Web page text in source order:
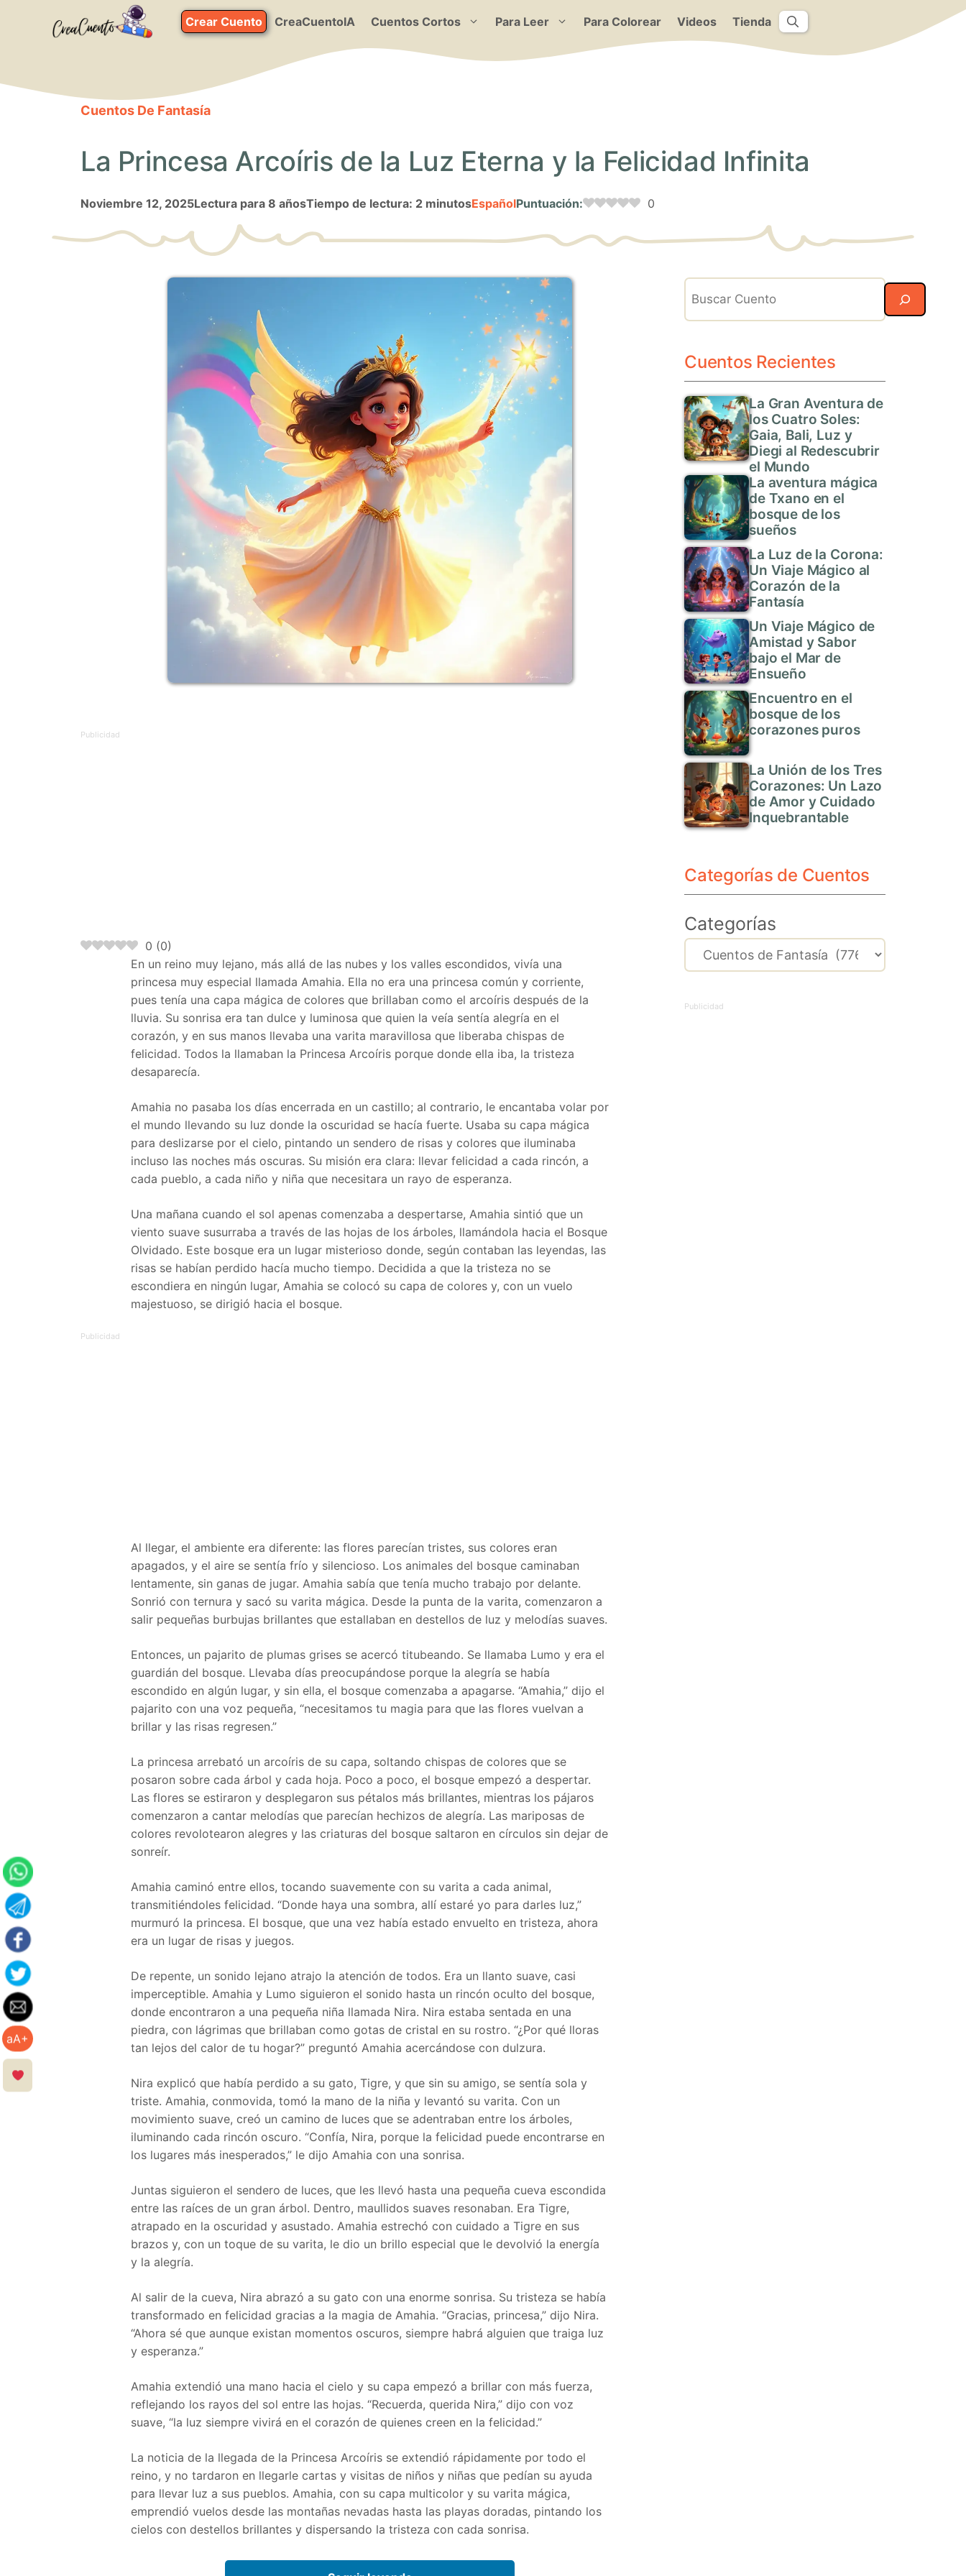
Crear Cuento CreaCuentoIA Cuentos Cortos Para Leer Para Colorear Videos Tienda
Cuentos De Fantasía
La Princesa Arcoíris de la Luz Eterna y la Felicidad Infinita
noviembre 12, 2025Lectura para 8 añosTiempo de lectura: 2 minutosEspañolPuntuación: 0
aA+
0 (0)
En un reino muy lejano, más allá de las nubes y los valles escondidos, vivía una
princesa muy especial llamada Amahia. Ella no era una princesa común y corriente,
pues tenía una capa mágica de colores que brillaban como el arcoíris después de la
lluvia. Su sonrisa era tan dulce y luminosa que quien la veía sentía alegría en el
corazón, y en sus manos llevaba una varita maravillosa que liberaba chispas de
felicidad. Todos la llamaban la Princesa Arcoíris porque donde ella iba, la tristeza
desaparecía.
Amahia no pasaba los días encerrada en un castillo; al contrario, le encantaba volar por
el mundo llevando su luz donde la oscuridad se hacía fuerte. Usaba su capa mágica
para deslizarse por el cielo, pintando un sendero de risas y colores que iluminaba
incluso las noches más oscuras. Su misión era clara: llevar felicidad a cada rincón, a
cada pueblo, a cada niño y niña que necesitara un rayo de esperanza.
Una mañana cuando el sol apenas comenzaba a despertarse, Amahia sintió que un
viento suave susurraba a través de las hojas de los árboles, llamándola hacia el Bosque
Olvidado. Este bosque era un lugar misterioso donde, según contaban las leyendas, las
risas se habían perdido hacía mucho tiempo. Decidida a que la tristeza no se
escondiera en ningún lugar, Amahia se colocó su capa de colores y, con un vuelo
majestuoso, se dirigió hacia el bosque.
Al llegar, el ambiente era diferente: las flores parecían tristes, sus colores eran
apagados, y el aire se sentía frío y silencioso. Los animales del bosque caminaban
lentamente, sin ganas de jugar. Amahia sabía que tenía mucho trabajo por delante.
Sonrió con ternura y sacó su varita mágica. Desde la punta de la varita, comenzaron a
salir pequeñas burbujas brillantes que estallaban en destellos de luz y melodías suaves.
Entonces, un pajarito de plumas grises se acercó titubeando. Se llamaba Lumo y era el
guardián del bosque. Llevaba días preocupándose porque la alegría se había
escondido en algún lugar, y sin ella, el bosque comenzaba a apagarse. “Amahia,” dijo el
pajarito con una voz pequeña, “necesitamos tu magia para que las flores vuelvan a
brillar y las risas regresen.”
La princesa arrebató un arcoíris de su capa, soltando chispas de colores que se
posaron sobre cada árbol y cada hoja. Poco a poco, el bosque empezó a despertar.
Las flores se estiraron y desplegaron sus pétalos más brillantes, mientras los pájaros
comenzaron a cantar melodías que parecían hechizos de alegría. Las mariposas de
colores revolotearon alegres y las criaturas del bosque saltaron en círculos sin dejar de
sonreír.
Amahia caminó entre ellos, tocando suavemente con su varita a cada animal,
transmitiéndoles felicidad. “Donde haya una sombra, allí estaré yo para darles luz,”
murmuró la princesa. El bosque, que una vez había estado envuelto en tristeza, ahora
era un lugar de risas y juegos.
De repente, un sonido lejano atrajo la atención de todos. Era un llanto suave, casi
imperceptible. Amahia y Lumo siguieron el sonido hasta un rincón oculto del bosque,
donde encontraron a una pequeña niña llamada Nira. Nira estaba sentada en una
piedra, con lágrimas que brillaban como gotas de cristal en su rostro. “¿Por qué lloras
tan lejos del calor de tu hogar?” preguntó Amahia acercándose con dulzura.
Nira explicó que había perdido a su gato, Tigre, y que sin su amigo, se sentía sola y
triste. Amahia, conmovida, tomó la mano de la niña y levantó su varita. Con un
movimiento suave, creó un camino de luces que se adentraban entre los árboles,
iluminando cada rincón oscuro. “Confía, Nira, porque la felicidad puede encontrarse en
los lugares más inesperados,” le dijo Amahia con una sonrisa.
Juntas siguieron el sendero de luces, que les llevó hasta una pequeña cueva escondida
entre las raíces de un gran árbol. Dentro, maullidos suaves resonaban. Era Tigre,
atrapado en la oscuridad y asustado. Amahia estrechó con cuidado a Tigre en sus
brazos y, con un toque de su varita, le dio un brillo especial que le devolvió la energía
y la alegría.
Al salir de la cueva, Nira abrazó a su gato con una enorme sonrisa. Su tristeza se había
transformado en felicidad gracias a la magia de Amahia. “Gracias, princesa,” dijo Nira.
“Ahora sé que aunque existan momentos oscuros, siempre habrá alguien que traiga luz
y esperanza.”
Amahia extendió una mano hacia el cielo y su capa empezó a brillar con más fuerza,
reflejando los rayos del sol entre las hojas. “Recuerda, querida Nira,” dijo con voz
suave, “la luz siempre vivirá en el corazón de quienes creen en la felicidad.”
La noticia de la llegada de la Princesa Arcoíris se extendió rápidamente por todo el
reino, y no tardaron en llegarle cartas y visitas de niños y niñas que pedían su ayuda
para llevar luz a sus pueblos. Amahia, con su capa multicolor y su varita mágica,
emprendió vuelos desde las montañas nevadas hasta las playas doradas, pintando los
cielos con destellos brillantes y dispersando la tristeza con cada sonrisa.
Search
Cuentos Recientes
La Gran Aventura de
los Cuatro Soles:
Gaia, Bali, Luz y
Diegi al Redescubrir
el Mundo
La aventura mágica
de Txano en el
bosque de los
sueños
La Luz de la Corona:
Un Viaje Mágico al
Corazón de la
Fantasía
Un Viaje Mágico de
Amistad y Sabor
bajo el Mar de
Ensueño
Encuentro en el
bosque de los
corazones puros
La Unión de los Tres
Corazones: Un Lazo
de Amor y Cuidado
Inquebrantable
Categorías de Cuentos
Categorías